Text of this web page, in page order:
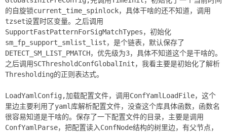
的自旋锁current_time_spinlock，具体干啥的还不知道，调用
tzset设置时区变量。之后调用
SupportFastPatternForSigMatchTypes，初始化
sm_fp_support_smlist_list，是个链表，默认保存了
DETECT_SM_LIST_PMATCH，优先级为3，具体不知道这个是干啥的。
之后调用SCThresholdConfGlobalInit，我看主要是初始化了解析
Thresholding的正则表达式。
LoadYamlConfig,加载配置文件，调用ConfYamlLoadFile，这个
里边主要利用了yaml库解析配置文件，没查这个库具体函数，函数名
很容易知道是干啥的。保存了一下配置文件的目录，主要是调用
ConfYamlParse，把配置读入ConfNode结构的树里边，有父节点，